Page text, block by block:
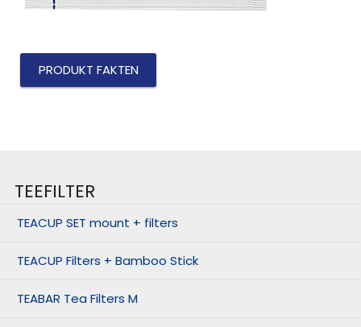
PRODUKT FAKTEN
TEEFILTER
TEACUP SET mount + filters
TEACUP Filters + Bamboo Stick
TEABAR Tea Filters M